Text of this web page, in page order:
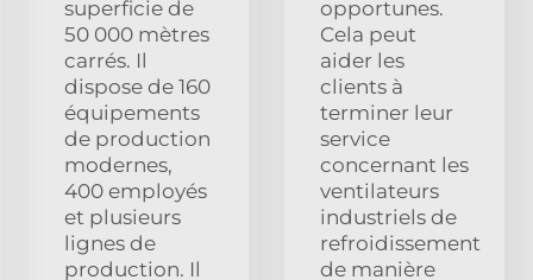
superficie de
50 000 mètres
carrés. Il
dispose de 160
équipements
de production
modernes,
400 employés
et plusieurs
lignes de
production. Il
opportunes.
Cela peut
aider les
clients à
terminer leur
service
concernant les
ventilateurs
industriels de
refroidissement
de manière